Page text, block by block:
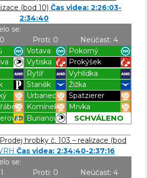
(bod 10) Čas videa: 2:26:03-
2:34:40
se:
0
Proti: 0
Neúčast: 4
Votava
Pokorný
Vytiska
Prokýšek
Rytíř
Vyhlídka
Staněk
Žižka
Urbanec
Spatzierer
Komínek
Mrvka
Burianová SCHVÁLENO
hrobky č. 103 – realizace (bod
Čas videa: 2:34:40-2:37:16
se:
1
Proti: 0
Neúčast: 4